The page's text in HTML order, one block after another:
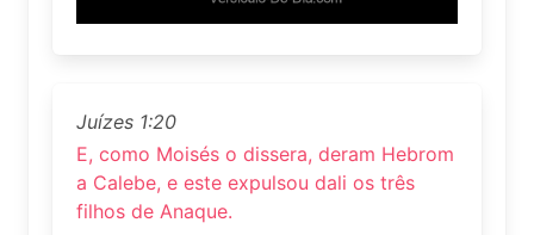
Juízes 1:20
E, como Moisés o dissera, deram Hebrom
a Calebe, e este expulsou dali os três
filhos de Anaque.